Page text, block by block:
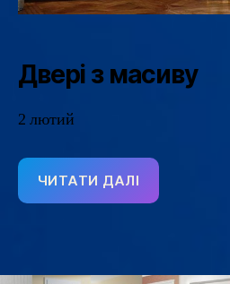
Двері з масиву
2 лютий
ЧИТАТИ ДАЛІ